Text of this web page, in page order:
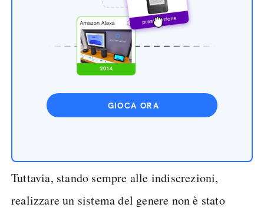
GIOCA ORA
Tuttavia, stando sempre alle indiscrezioni,
realizzare un sistema del genere non è stato